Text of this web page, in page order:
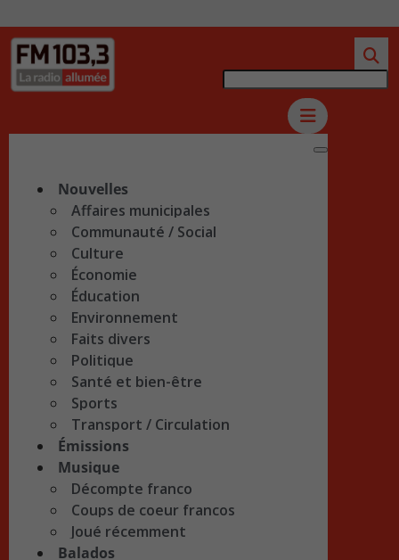
Nouvelles
Affaires municipales
Communauté / Social
Culture
Économie
Éducation
Environnement
Faits divers
Politique
Santé et bien-être
Sports
Transport / Circulation
Émissions
Musique
Décompte franco
Coups de coeur francos
Joué récemment
Balados